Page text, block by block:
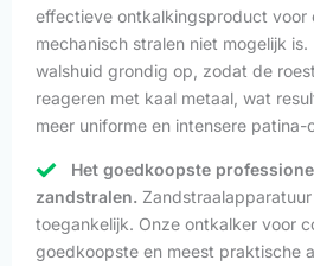
effectieve ontkalkingsproduct voor
mechanisch stralen niet mogelijk
walshuid grondig op, zodat de
reageren met kaal metaal, wat
meer uniforme en intensere patina-
Het goedkoopste
zandstralen.
toegankelijk. Onze ontkalker voor
goedkoopste en meest praktische